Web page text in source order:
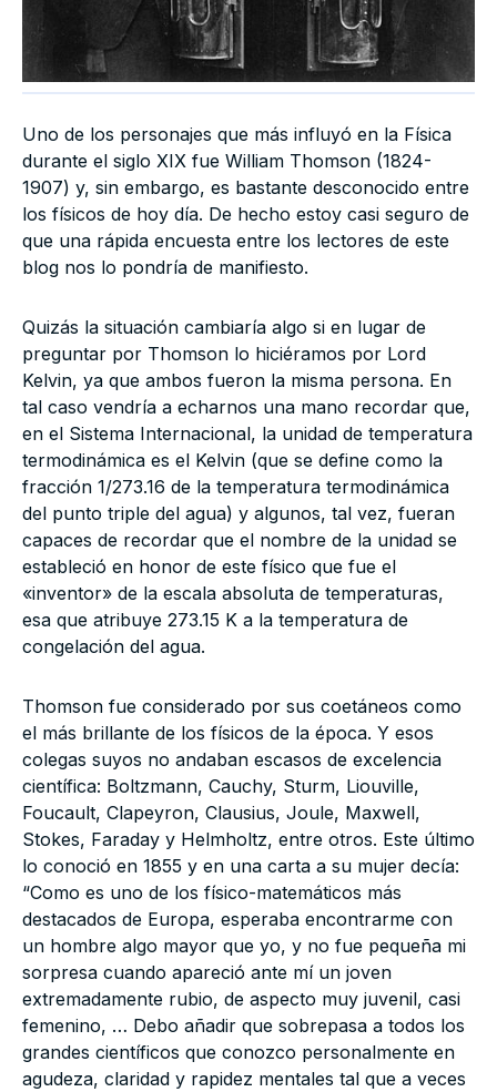
Uno de los personajes que más influyó en la Física
durante el siglo XIX fue William Thomson (1824-
1907) y, sin embargo, es bastante desconocido entre
los físicos de hoy día. De hecho estoy casi seguro de
que una rápida encuesta entre los lectores de este
blog nos lo pondría de manifiesto.
Quizás la situación cambiaría algo si en lugar de
preguntar por Thomson lo hiciéramos por Lord
Kelvin, ya que ambos fueron la misma persona. En
tal caso vendría a echarnos una mano recordar que,
en el Sistema Internacional, la unidad de temperatura
termodinámica es el Kelvin (que se define como la
fracción 1/273.16 de la temperatura termodinámica
del punto triple del agua) y algunos, tal vez, fueran
capaces de recordar que el nombre de la unidad se
estableció en honor de este físico que fue el
«inventor» de la escala absoluta de temperaturas,
esa que atribuye 273.15 K a la temperatura de
congelación del agua.
Thomson fue considerado por sus coetáneos como
el más brillante de los físicos de la época. Y esos
colegas suyos no andaban escasos de excelencia
científica: Boltzmann, Cauchy, Sturm, Liouville,
Foucault, Clapeyron, Clausius, Joule, Maxwell,
Stokes, Faraday y Helmholtz, entre otros. Este último
lo conoció en 1855 y en una carta a su mujer decía:
“Como es uno de los físico-matemáticos más
destacados de Europa, esperaba encontrarme con
un hombre algo mayor que yo, y no fue pequeña mi
sorpresa cuando apareció ante mí un joven
extremadamente rubio, de aspecto muy juvenil, casi
femenino, … Debo añadir que sobrepasa a todos los
grandes científicos que conozco personalmente en
agudeza, claridad y rapidez mentales tal que a veces